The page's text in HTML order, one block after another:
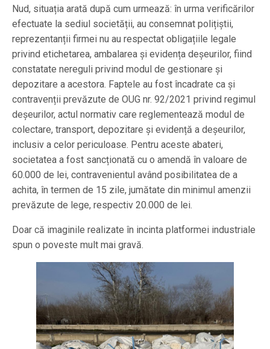
Nud, situația arată după cum urmează: în urma verificărilor
efectuate la sediul societății, au consemnat polițiștii,
reprezentanții firmei nu au respectat obligațiile legale
privind etichetarea, ambalarea și evidența deșeurilor, fiind
constatate nereguli privind modul de gestionare și
depozitare a acestora. Faptele au fost încadrate ca și
contravenții prevăzute de OUG nr. 92/2021 privind regimul
deșeurilor, actul normativ care reglementează modul de
colectare, transport, depozitare și evidență a deșeurilor,
inclusiv a celor periculoase. Pentru aceste abateri,
societatea a fost sancționată cu o amendă în valoare de
60.000 de lei, contravenientul având posibilitatea de a
achita, în termen de 15 zile, jumătate din minimul amenzii
prevăzute de lege, respectiv 20.000 de lei.
Doar că imaginile realizate în incinta platformei industriale
spun o poveste mult mai gravă.